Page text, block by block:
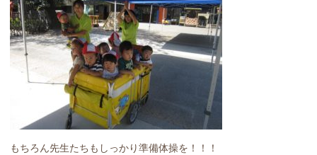
もちろん先生たちもしっかり準備体操を！！！